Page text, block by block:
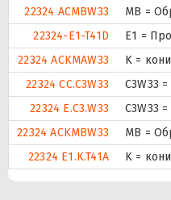
22324 ACMBW33
MB =
22324-E1-T41D
E1 =
22324 ACKMAW33
K =
22324 CC.C3W33
C3W33
22324 E.C3.W33
C3W33
22324 ACKMBW33
MB =
22324 E1.K.T41A
K =